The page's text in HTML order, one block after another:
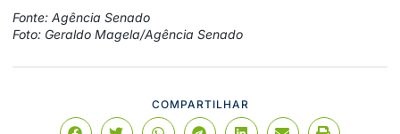
Fonte: Agência Senado
Foto: Geraldo Magela/Agência Senado
COMPARTILHAR